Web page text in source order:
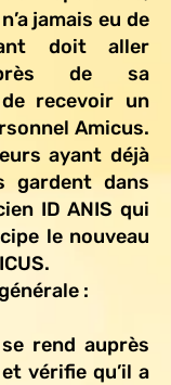
jamais eu de
doit aller
de sa
recevoir un
Amicus.
ayant déjà
gardent dans
ID ANIS qui
le nouveau
:
rend auprès
vérifie qu’il a